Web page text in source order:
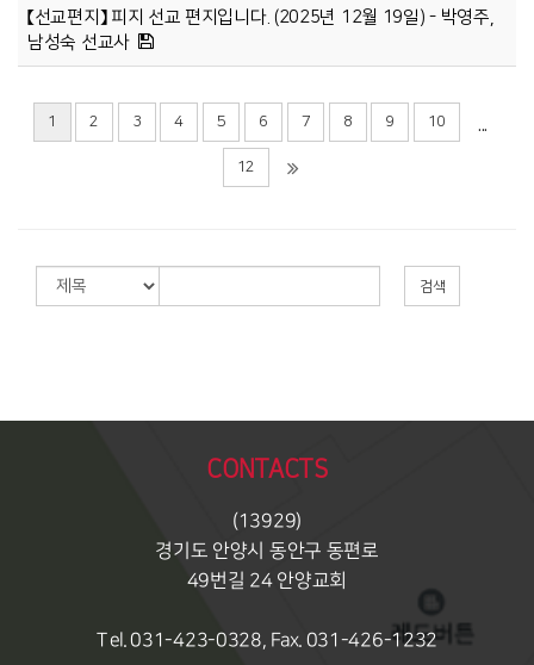
【선교편지】 피지 선교 편지입니다. (2025년 12월 19일) - 박영주,
남성숙 선교사
1 2 3 4 5 6 7 8 9 10 ...
12
검색
CONTACTS
(13929)
경기도 안양시 동안구 동편로
49번길 24 안양교회
Tel. 031-423-0328, Fax. 031-426-1232